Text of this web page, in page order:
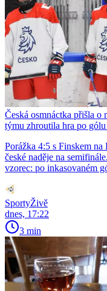
Česká osmnáctka přišla
týmu zhroutila hra po gólu
Porážka 4:5 s Finskem
české naděje na
vzorec: po inkasovaném
SportyŽivě
dnes, 17:22
3 min